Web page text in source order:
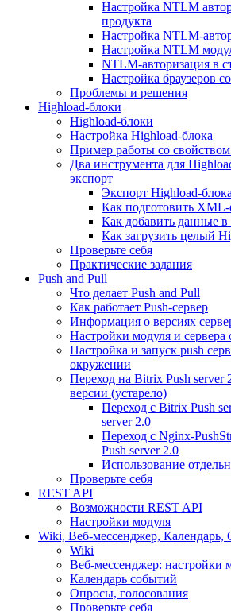
Настройка NTLM
продукта
Настройка NTLM-
Настройка NTLM
NTLM-авторизация в
Настройка браузеров
Проблемы и решения
Highload-блоки
Highload-блоки
Настройка Highload-блока
Пример работы со
Два инструмента для
экспорт
Экспорт Highload-
Как подготовить
Как добавить данные
Как загрузить целый
Проверьте себя
Практические задания
Push and Pull
Что делает Push and Pull
Как работает Push-сервер
Информация о версиях
Настройки модуля и сервера
Настройка и запуск push
окружении
Переход на Bitrix Push
версии (устарело)
Переход с Bitrix Push
server 2.0
Переход с Nginx-
Push server 2.0
Использование
Проверьте себя
REST API
Возможности REST API
Настройки модуля
Wiki, Веб-мессенджер, Календарь,
Wiki
Веб-мессенджер: настройки
Календарь событий
Опросы, голосования
Проверьте себя